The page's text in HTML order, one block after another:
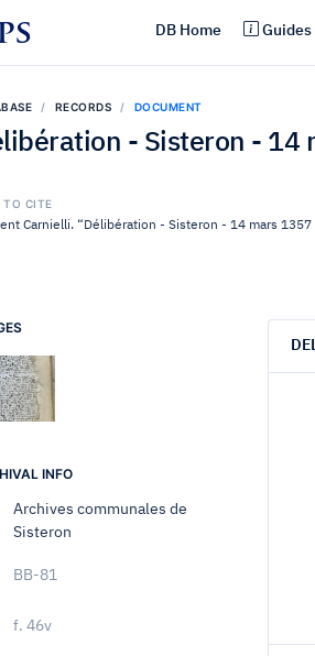
DB Home Guides
RECORDS DOCUMENT
- Sisteron - 14
TO CITE
Carnielli. “Délibération - Sisteron - 14 mars 1357
INFO
Archives communales de
Sisteron
BB-81
f. 46v